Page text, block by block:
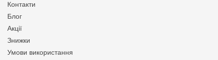
Контакти
Блог
Акції
Знижки
Умови використання